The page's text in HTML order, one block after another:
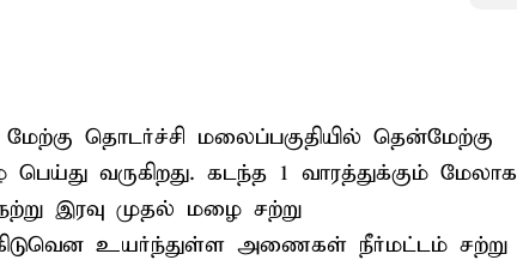
தொடர்ச்சி மலைப்பகுதியில் தென்மேற்கு
வருகிறது. கடந்த 1 வாரத்துக்கும் மேலாக
இரவு முதல் மழை சற்று
உயர்ந்துள்ள அணைகள் நீர்மட்டம் சற்று